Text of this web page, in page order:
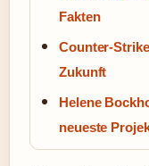
Fakten
Counter-
Zukunft
Helene
neueste